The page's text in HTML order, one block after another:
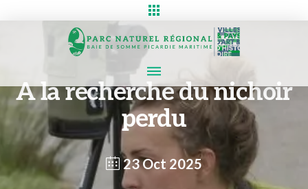
A la recherche du nichoir
perdu
23 Oct 2025